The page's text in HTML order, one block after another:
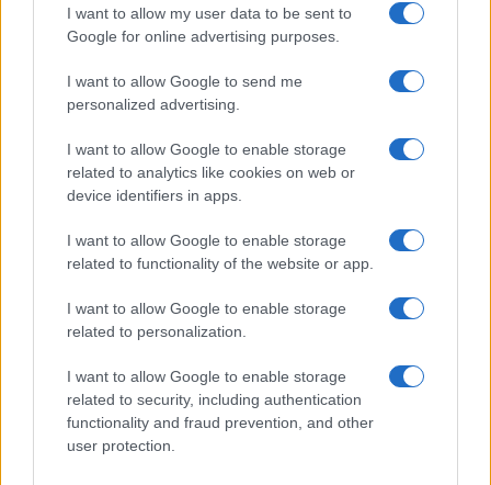
I want to allow my user data to be sent to
Google for online advertising purposes.
I want to allow Google to send me
personalized advertising.
I want to allow Google to enable storage
related to analytics like cookies on web or
device identifiers in apps.
I want to allow Google to enable storage
related to functionality of the website or app.
I want to allow Google to enable storage
related to personalization.
I want to allow Google to enable storage
related to security, including authentication
functionality and fraud prevention, and other
user protection.
fare accapponare la pelle, anche Hitler lo
rappresentava. Ma forse lui pensa a Castro, a
Lenin, a PolPot, a Mao.
Sì, se ne sono viste e sentite di aberrazioni in
questi mesi di sbando e di follia. E, quel che è
peggio, sono state tutte digerite, tutte
metabolizzate. L’esperimento sociale è riuscito
c’è gente senza più nessuna voglia o forza di
ripartire, di uscire, anziani atterriti che non
respirano l’aria libera da tre mesi e si sono
anche da soli in macchina o in spiaggia, davanti al
mare che esala salmastro. Paese peggio che in
ginocchio, paese al tappeto e il peggio deve